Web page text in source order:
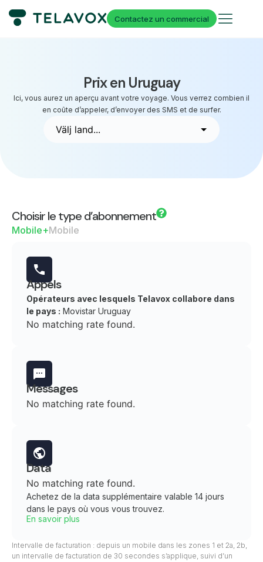
Contactez un commercial
Prix en Uruguay
Ici, vous aurez un aperçu avant votre voyage. Vous verrez combien il
en coûte d’appeler, d’envoyer des SMS et de surfer.
Choisir le type d’abonnement
Mobile+Mobile
Appels
Opérateurs avec lesquels Telavox collabore dans
le pays : Movistar Uruguay
No matching rate found.
Messages
No matching rate found.
Data
No matching rate found.
Achetez de la data supplémentaire valable 14 jours
dans le pays où vous vous trouvez.
En savoir plus
Intervalle de facturation : depuis un mobile dans les zones 1 et 2a, 2b,
un intervalle de facturation de 30 secondes s’applique, suivi d’un